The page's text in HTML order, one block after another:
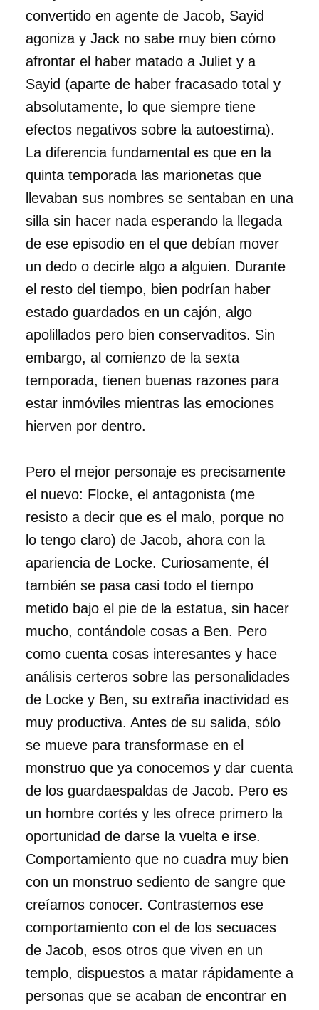
convertido en agente de Jacob, Sayid
agoniza y Jack no sabe muy bien cómo
afrontar el haber matado a Juliet y a
Sayid (aparte de haber fracasado total y
absolutamente, lo que siempre tiene
efectos negativos sobre la autoestima).
La diferencia fundamental es que en la
quinta temporada las marionetas que
llevaban sus nombres se sentaban en una
silla sin hacer nada esperando la llegada
de ese episodio en el que debían mover
un dedo o decirle algo a alguien. Durante
el resto del tiempo, bien podrían haber
estado guardados en un cajón, algo
apolillados pero bien conservaditos. Sin
embargo, al comienzo de la sexta
temporada, tienen buenas razones para
estar inmóviles mientras las emociones
hierven por dentro.
Pero el mejor personaje es precisamente
el nuevo: Flocke, el antagonista (me
resisto a decir que es el malo, porque no
lo tengo claro) de Jacob, ahora con la
apariencia de Locke. Curiosamente, él
también se pasa casi todo el tiempo
metido bajo el pie de la estatua, sin hacer
mucho, contándole cosas a Ben. Pero
como cuenta cosas interesantes y hace
análisis certeros sobre las personalidades
de Locke y Ben, su extraña inactividad es
muy productiva. Antes de su salida, sólo
se mueve para transformase en el
monstruo que ya conocemos y dar cuenta
de los guardaespaldas de Jacob. Pero es
un hombre cortés y les ofrece primero la
oportunidad de darse la vuelta e irse.
Comportamiento que no cuadra muy bien
con un monstruo sediento de sangre que
creíamos conocer. Contrastemos ese
comportamiento con el de los secuaces
de Jacob, esos otros que viven en un
templo, dispuestos a matar rápidamente a
personas que se acaban de encontrar en